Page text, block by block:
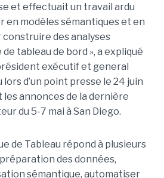
et effectuait un travail ardu
en modèles sémantiques et en
des analyses
tableau de bord », a expliqué
exécutif et general
d’un point presse le 24 juin
annonces de la dernière
du 5-7 mai à San Diego.
de Tableau répond à plusieurs
des données,
sémantique, automatiser